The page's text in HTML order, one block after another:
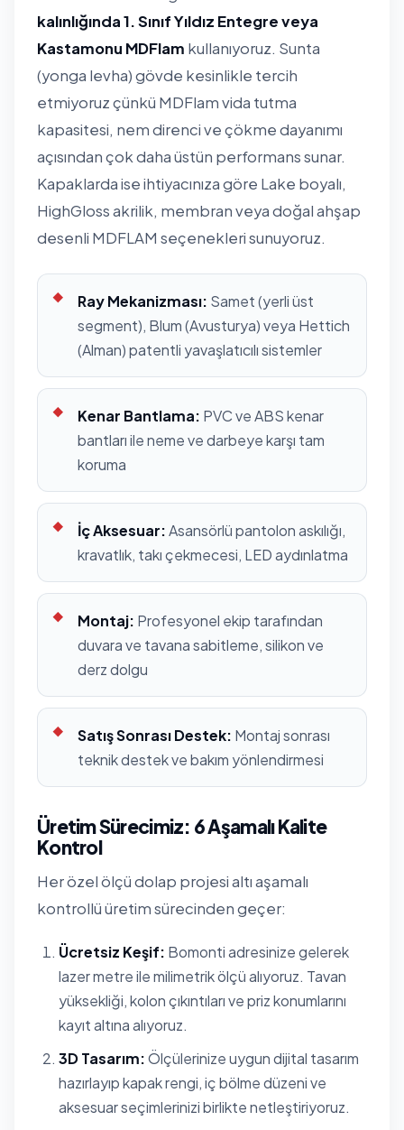
kalınlığında 1. Sınıf Yıldız Entegre veya
Kastamonu MDFlam kullanıyoruz. Sunta
(yonga levha) gövde kesinlikle tercih
etmiyoruz çünkü MDFlam vida tutma
kapasitesi, nem direnci ve çökme dayanımı
açısından çok daha üstün performans sunar.
Kapaklarda ise ihtiyacınıza göre Lake boyalı,
HighGloss akrilik, membran veya doğal ahşap
desenli MDFLAM seçenekleri sunuyoruz.
Ray Mekanizması: Samet (yerli üst
segment), Blum (Avusturya) veya Hettich
(Alman) patentli yavaşlatıcılı sistemler
Kenar Bantlama: PVC ve ABS kenar
bantları ile neme ve darbeye karşı tam
koruma
İç Aksesuar:Asansörlü pantolon askılığı,
kravatlık, takı çekmecesi, LED aydınlatma
Montaj: Profesyonel ekip tarafından
duvara ve tavana sabitleme, silikon ve
derz dolgu
Satış Sonrası Destek: Montaj sonrası
teknik destek ve bakım yönlendirmesi
Üretim Sürecimiz: 6 Aşamalı Kalite
Kontrol
Her özel ölçü dolap projesi altı aşamalı
kontrollü üretim sürecinden geçer:
Ücretsiz Keşif: Bomonti adresinize gelerek
lazer metre ile milimetrik ölçü alıyoruz. Tavan
yüksekliği, kolon çıkıntıları ve priz konumlarını
kayıt altına alıyoruz.
3D Tasarım:Ölçülerinize uygun dijital tasarım
hazırlayıp kapak rengi, iç bölme düzeni ve
aksesuar seçimlerinizi birlikte netleştiriyoruz.